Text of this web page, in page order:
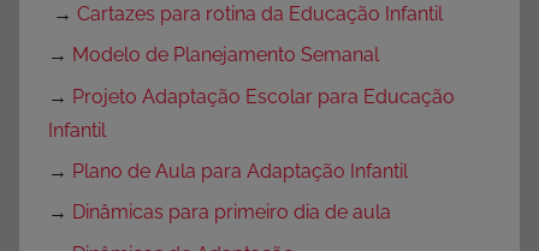
→ Cartazes para rotina da Educação Infantil
→ Modelo de Planejamento Semanal
→ Projeto Adaptação Escolar para Educação
Infantil
→ Plano de Aula para Adaptação Infantil
→ Dinâmicas para primeiro dia de aula